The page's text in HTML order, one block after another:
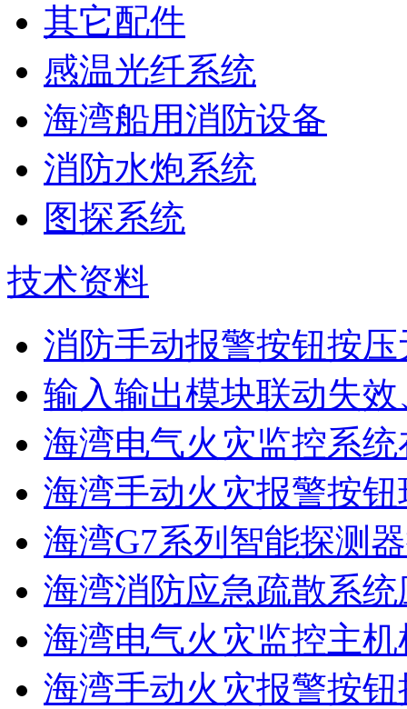
其它配件
感温光纤系统
海湾船用消防设备
消防水炮系统
图探系统
技术资料
消防手动报警按钮按
输入输出模块联动失
海湾电气火灾监控系统
海湾手动火灾报警按钮
海湾G7系列智能探测
海湾消防应急疏散系统
海湾电气火灾监控主
海湾手动火灾报警按